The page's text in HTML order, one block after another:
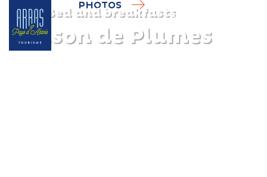
Bed and breakfasts
Maison de Plumes
PHOTOS